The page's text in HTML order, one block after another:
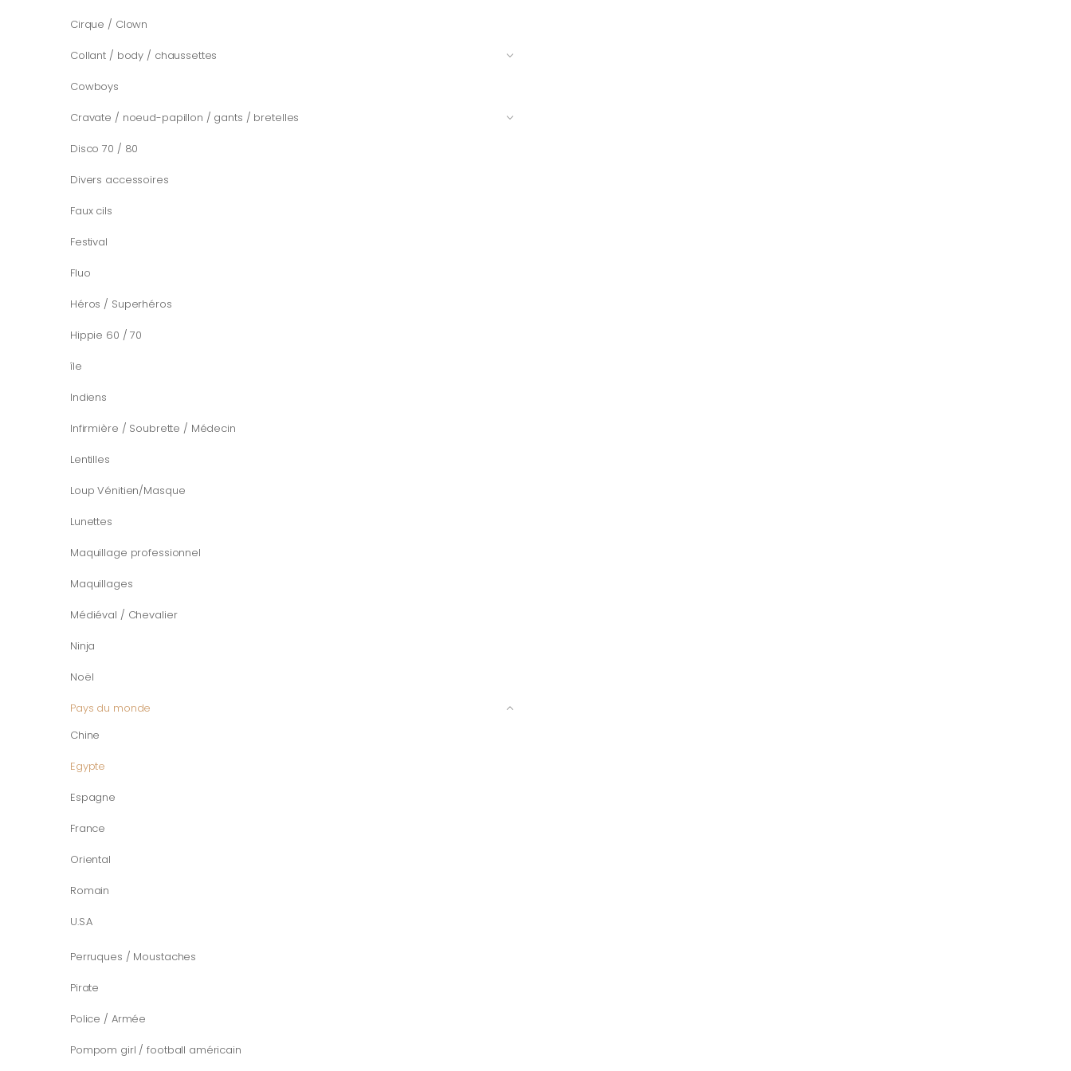
Cirque / Clown
Collant / body / chaussettes
Cowboys
Cravate / noeud-papillon / gants / bretelles
Disco 70 / 80
Divers accessoires
Faux cils
Festival
Fluo
Héros / Superhéros
Hippie 60 / 70
île
Indiens
Infirmière / Soubrette / Médecin
Lentilles
Loup Vénitien/Masque
Lunettes
Maquillage professionnel
Maquillages
Médiéval / Chevalier
Ninja
Noël
Pays du monde
Chine
Egypte
Espagne
France
Oriental
Romain
U.S.A
Perruques / Moustaches
Pirate
Police / Armée
Pompom girl / football américain